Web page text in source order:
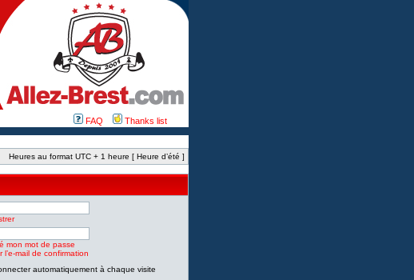
FAQ Thanks list
Heures au format UTC + 1 heure [ Heure d’été ]
mon mot de passe
l’e-mail de confirmation
automatiquement à chaque visite